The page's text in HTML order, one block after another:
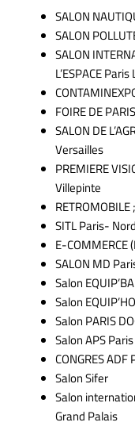
SALON
SALON
SALON
L’ESPACE
FOIRE DE
SALON DE
Versailles
PREMIERE
Villepinte
SITL Paris-
E-
SALON MD
Salon
Salon
Salon PARIS
Salon APS
CONGRES
Salon Sifer
Salon
Grand Palais